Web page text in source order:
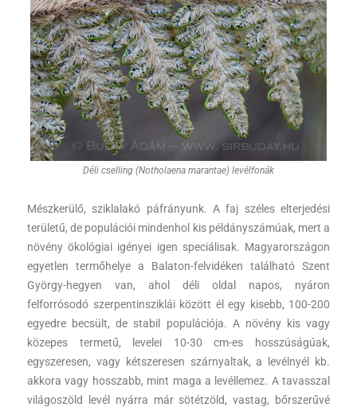
Déli cselling (Notholaena marantae) levélfonák
Mészkerülő, sziklalakó páfrányunk. A faj széles elterjedési
területű, de populációi mindenhol kis példányszámúak, mert a
növény ökológiai igényei igen speciálisak. Magyarországon
egyetlen termőhelye a Balaton-felvidéken található Szent
György-hegyen van, ahol déli oldal napos, nyáron
felforrósodó szerpentinsziklái között él egy kisebb, 100-200
egyedre becsült, de stabil populációja. A növény kis vagy
közepes termetű, levelei 10-30 cm-es hosszúságúak,
egyszeresen, vagy kétszeresen szárnyaltak, a levélnyél kb.
akkora vagy hosszabb, mint maga a levéllemez. A tavasszal
világoszöld levél nyárra már sötétzöld, vastag, bőrszerűvé